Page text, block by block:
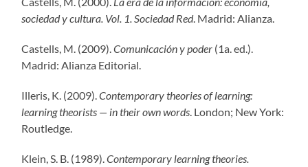
sociedad y cultura. Vol. 1. Sociedad Red. Madrid: Alianza.
Castells, M. (2009).Comunicación y poder (1a. ed.).
Madrid: Alianza Editorial.
Illeris, K. (2009).Contemporary theories of learning:
learning theorists — in their own words . London; New York:
Routledge.
Klein, S. B. (1989).Contemporary learning theories.